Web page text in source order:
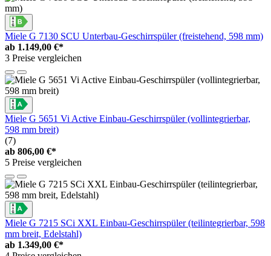
Miele G 7130 SCU Unterbau-Geschirrspüler (freistehend, 598 mm)
ab 1.149,00 €*
3 Preise vergleichen
Miele G 5651 Vi Active Einbau-Geschirrspüler (vollintegrierbar,
598 mm breit)
(7)
ab 806,00 €*
5 Preise vergleichen
Miele G 7215 SCi XXL Einbau-Geschirrspüler (teilintegrierbar, 598
mm breit, Edelstahl)
ab 1.349,00 €*